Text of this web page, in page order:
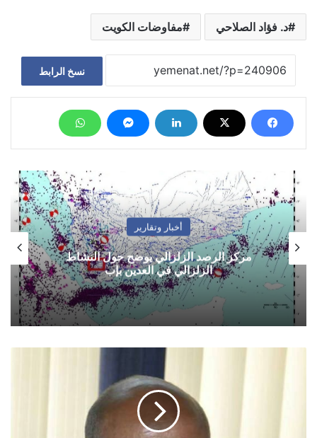
د. فؤاد الصلاحي مفاوضات الكويت
نسخ الرابط
أخبار وتقارير
مركز الرصد الزلزالي يوضح حول النشاط
الزلزالي في العدين بإب